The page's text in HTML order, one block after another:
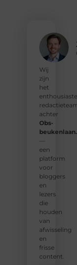
Wij
zijn
het
enthousiaste
achter
Obs-
—
een
platform
voor
bloggers
en
lezers
die
houden
van
afwisseling
en
frisse
content.